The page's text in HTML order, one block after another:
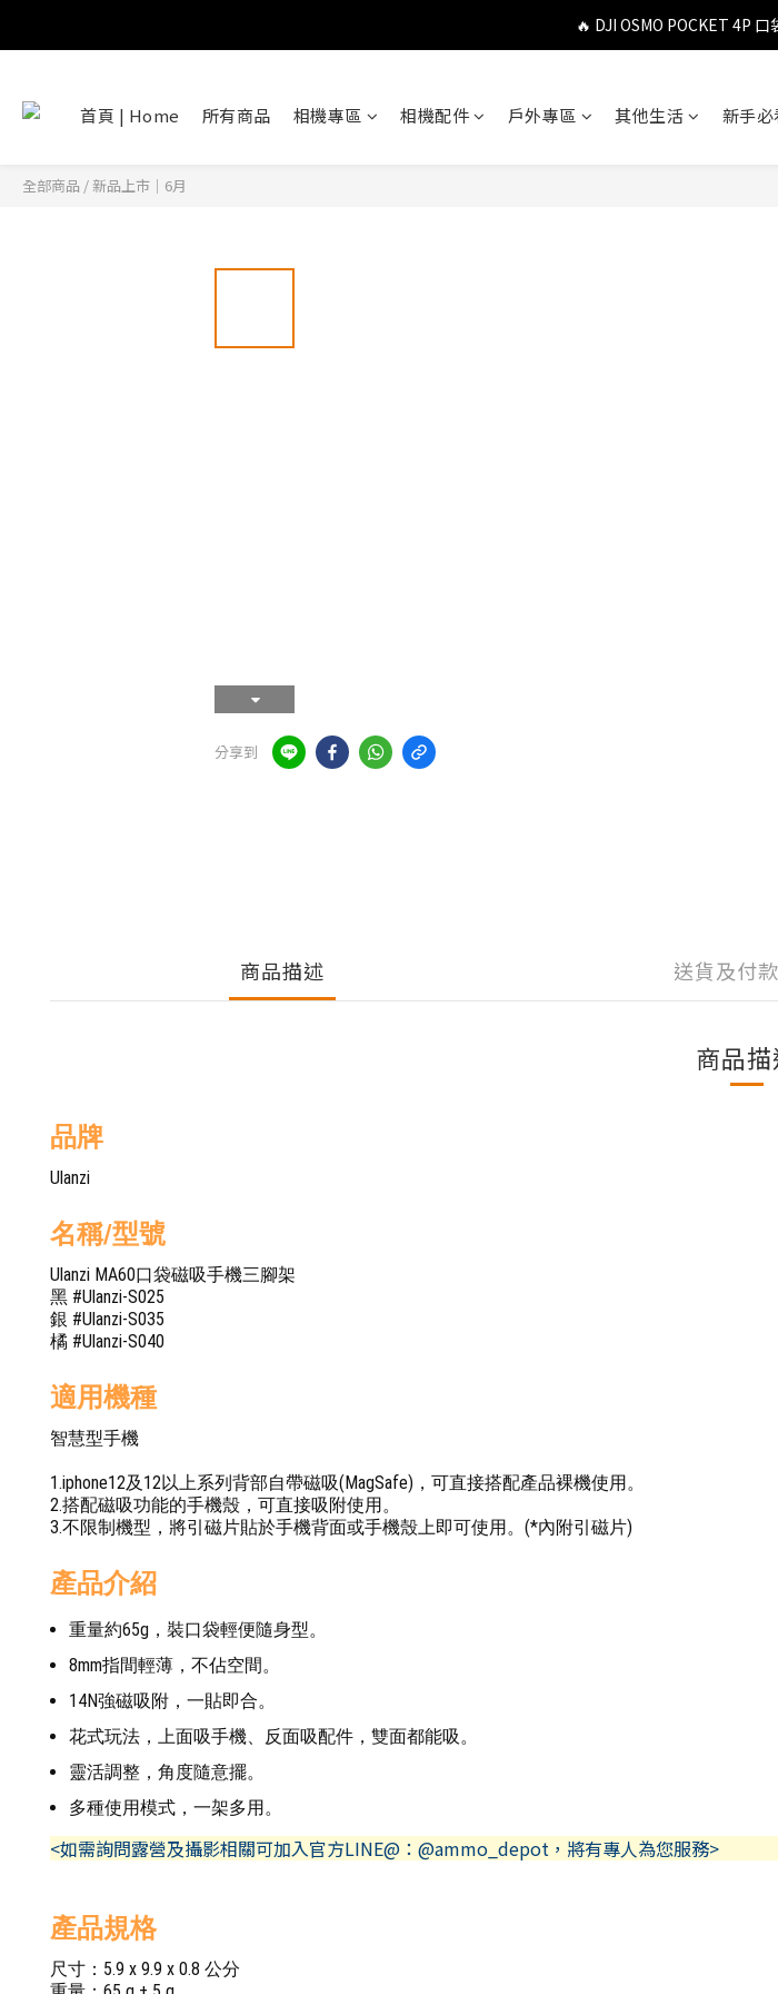
🔥 DJI OSMO POCKET 4P
🔥 DJI OSMO POCKET 4P
🔥 Insta360 GO Ultra Hello Kitty
首頁 | Home 所有商品 相機專區 相機配件 戶外專區 其他生活 新手必
全部商品 /新品上市｜6月
分享到
商品描述 送貨及付
商品
品牌
Ulanzi
名稱/型號
Ulanzi MA60口袋磁吸手機三腳架
黑 #Ulanzi-S025
銀 #Ulanzi-S035
橘 #Ulanzi-S040
適用機種
智慧型手機
1.iphone12及12以上系列背部自帶磁吸(MagSafe)，可直接搭配產品裸機使用。
2.搭配磁吸功能的手機殼，可直接吸附使用。
3.不限制機型，將引磁片貼於手機背面或手機殼上即可使用。(*內附引磁片)
產品介紹
重量約65g，裝口袋輕便隨身型。
8mm指間輕薄，不佔空間。
14N強磁吸附，一貼即合。
花式玩法，上面吸手機、反面吸配件，雙面都能吸。
靈活調整，角度隨意擺。
多種使用模式，一架多用。
<如需詢問露營及攝影相關可加入官方LINE@：@ammo_depot，將有專人為您服務>
產品規格
尺寸：5.9 x 9.9 x 0.8 公分